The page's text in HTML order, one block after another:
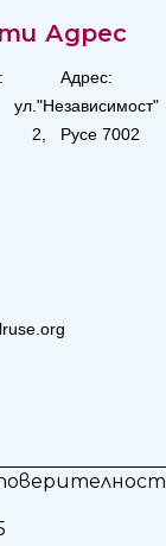
Адрес
Адрес:
ул."Независимост"
2, Русе 7002